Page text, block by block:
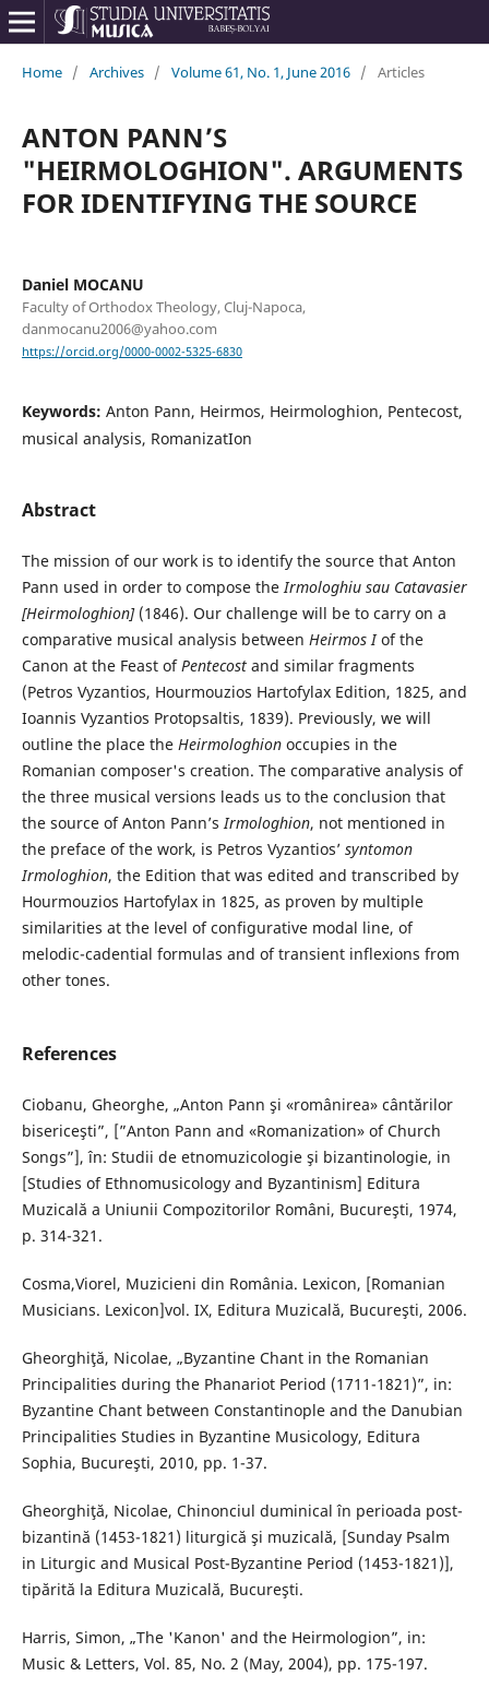
Home / Archives / Volume 61, No. 1, June 2016 / Articles
ANTON PANN’S
"HEIRMOLOGHION". ARGUMENTS
FOR IDENTIFYING THE SOURCE
Daniel MOCANU
Faculty of Orthodox Theology, Cluj-Napoca,
danmocanu2006@yahoo.com
https://orcid.org/0000-0002-5325-6830
Keywords: Anton Pann, Heirmos, Heirmologhion, Pentecost,
musical analysis, RomanizatIon
Abstract
The mission of our work is to identify the source that Anton
Pann used in order to compose theIrmologhiu sau Catavasier
[Heirmologhion](1846). Our challenge will be to carry on a
comparative musical analysis between Heirmos Iof the
Canon at the Feast ofPentecostand similar fragments
(Petros Vyzantios, Hourmouzios Hartofylax Edition, 1825, and
Ioannis Vyzantios Protopsaltis, 1839). Previously, we will
outline the place the Heirmologhionoccupies in the
Romanian composer's creation. The comparative analysis of
the three musical versions leads us to the conclusion that
the source of Anton Pann’sIrmologhion, not mentioned in
the preface of the work, is Petros Vyzantios’ syntomon
Irmologhion, the Edition that was edited and transcribed by
Hourmouzios Hartofylax in 1825, as proven by multiple
similarities at the level of configurative modal line, of
melodic-cadential formulas and of transient inflexions from
other tones.
References
Ciobanu, Gheorghe, „Anton Pann şi «românirea» cântărilor
bisericeşti”, [”Anton Pann and «Romanization» of Church
Songs”], în: Studii de etnomuzicologie şi bizantinologie, in
[Studies of Ethnomusicology and Byzantinism] Editura
Muzicală a Uniunii Compozitorilor Români, Bucureşti, 1974,
p. 314-321.
Cosma,Viorel, Muzicieni din România. Lexicon, [Romanian
Musicians. Lexicon]vol. IX, Editura Muzicală, Bucureşti, 2006.
Gheorghiţă, Nicolae, „Byzantine Chant in the Romanian
Principalities during the Phanariot Period (1711-1821)”, in:
Byzantine Chant between Constantinople and the Danubian
Principalities Studies in Byzantine Musicology, Editura
Sophia, Bucureşti, 2010, pp. 1-37.
Gheorghiţă, Nicolae, Chinonciul duminical în perioada post-
bizantină (1453-1821) liturgică şi muzicală, [Sunday Psalm
in Liturgic and Musical Post-Byzantine Period (1453-1821)],
tipărită la Editura Muzicală, Bucureşti.
Harris, Simon, „The 'Kanon' and the Heirmologion”, in:
Music & Letters, Vol. 85, No. 2 (May, 2004), pp. 175-197.